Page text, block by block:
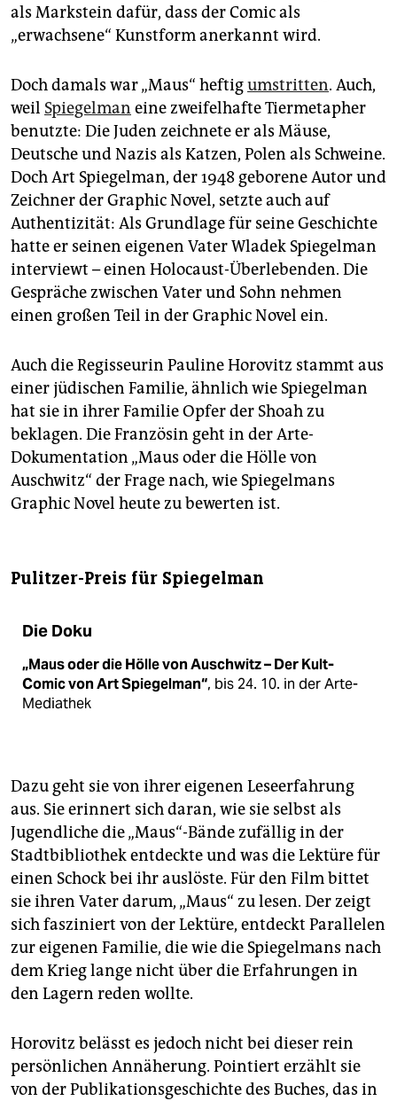
genossenschaft
als Markstein dafür, dass der Comic als
„erwachsene“ Kunstform anerkannt wird.
Doch damals war „Maus“ heftigumstritten. Auch,
weil Spiegelman eine zweifelhafte Tiermetapher
benutzte: Die Juden zeichnete er als Mäuse,
Deutsche und Nazis als Katzen, Polen als Schweine.
Doch Art Spiegelman, der 1948 geborene Autor und
Zeichner der Graphic Novel, setzte auch auf
Authentizität: Als Grundlage für seine Geschichte
hatte er seinen eigenen Vater Wladek Spiegelman
interviewt – einen Holocaust-Überlebenden. Die
Gespräche zwischen Vater und Sohn nehmen
einen großen Teil in der Graphic Novel ein.
Auch die Regisseurin Pauline Horovitz stammt aus
einer jüdischen Familie, ähnlich wie Spiegelman
hat sie in ihrer Familie Opfer der Shoah zu
beklagen. Die Französin geht in der Arte-
Dokumentation „Maus oder die Hölle von
Auschwitz“ der Frage nach, wie Spiegelmans
Graphic Novel heute zu bewerten ist.
Pulitzer-Preis für Spiegelman
Die Doku
„Maus oder die Hölle von Auschwitz – Der Kult-
Comic von Art Spiegelman“, bis 24. 10. in der Arte-
Mediathek
Dazu geht sie von ihrer eigenen Leseerfahrung
aus. Sie erinnert sich daran, wie sie selbst als
Jugendliche die „Maus“-Bände zufällig in der
Stadtbibliothek entdeckte und was die Lektüre für
einen Schock bei ihr auslöste. Für den Film bittet
sie ihren Vater darum, „Maus“ zu lesen. Der zeigt
sich fasziniert von der Lektüre, entdeckt Parallelen
zur eigenen Familie, die wie die Spiegelmans nach
dem Krieg lange nicht über die Erfahrungen in
den Lagern reden wollte.
Horovitz belässt es jedoch nicht bei dieser rein
persönlichen Annäherung. Pointiert erzählt sie
von der Publikationsgeschichte des Buches, das in